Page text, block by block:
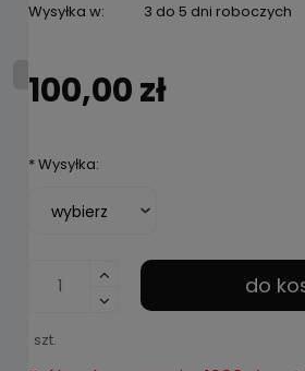
Wysyłka w:
3 do 5 dni roboczych
100,00 zł
*Wysyłka:
szt.
do